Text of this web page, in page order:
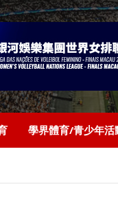
學界體育/青少年活